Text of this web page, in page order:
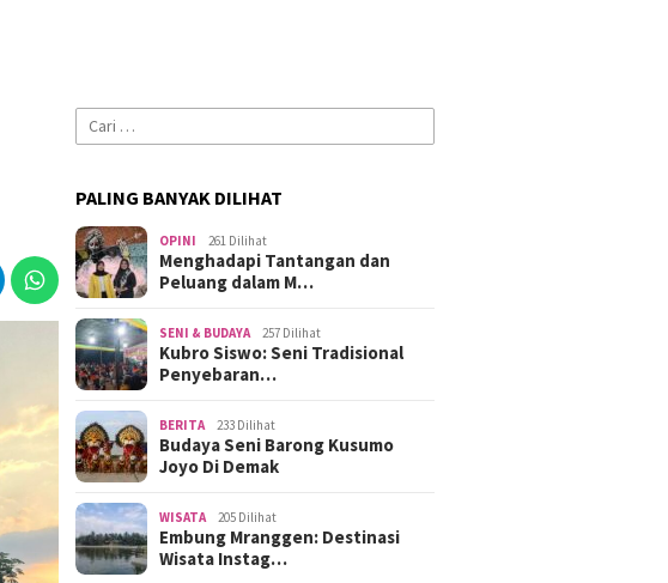
Cari
untuk:
PALING BANYAK DILIHAT
OPINI 261 Dilihat
Menghadapi Tantangan dan
Peluang dalam M…
SENI & BUDAYA 257 Dilihat
Kubro Siswo: Seni Tradisional
Penyebaran…
BERITA 233 Dilihat
Budaya Seni Barong Kusumo
Joyo Di Demak
WISATA 205 Dilihat
Embung Mranggen: Destinasi
Wisata Instag…